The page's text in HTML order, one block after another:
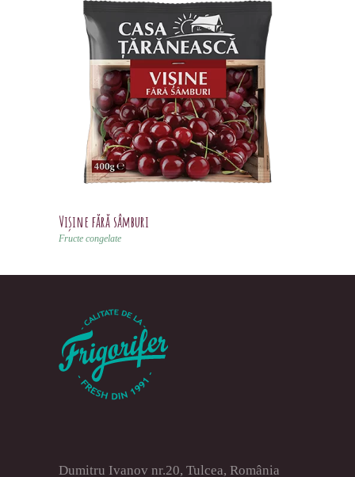
Vișine fără sâmburi
Fructe congelate
Dumitru Ivanov nr.20, Tulcea, România